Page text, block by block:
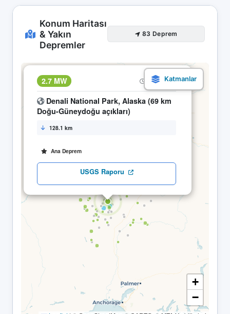
Konum Haritası
& Yakın
Depremler
83 Deprem
2.7 MW 10.05 18:41
Denali National Park, Alaska (69 km
Doğu-Güneydoğu açıkları)
128.1 km
Ana Deprem
USGS Raporu
×
+
−